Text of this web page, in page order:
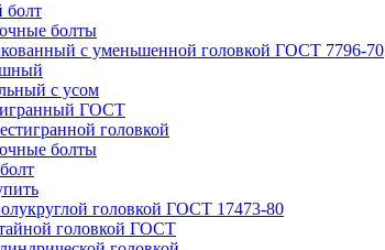
болт
болты
с уменьшенной головкой ГОСТ 7796-70
с усом
ГОСТ
головкой
болты
головкой ГОСТ 17473-80
головкой ГОСТ